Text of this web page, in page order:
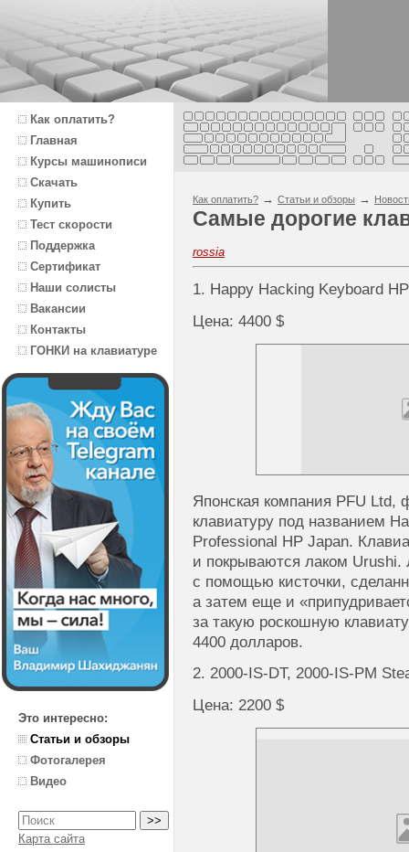
Как оплатить?
Главная
Курсы машинописи
Скачать
Купить
Тест скорости
Поддержка
Сертификат
Наши солисты
Вакансии
Контакты
ГОНКИ на клавиатуре
Это интересно:
Статьи и обзоры
Фотогалерея
Видео
Карта сайта
Как оплатить? → Статьи и обзоры →
Самые дорогие
rossia
1. Happy Hacking Keyboard
Цена: 4400 $
Японская компания PFU Ltd,
клавиатуру под названием
Professional HP Japan.
и покрываются лаком Urushi.
с помощью кисточки,
а затем еще и
за такую роскошную
4400 долларов.
2. 2000-IS-DT, 2000-IS-PM
Цена: 2200 $